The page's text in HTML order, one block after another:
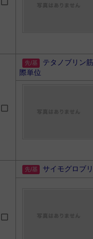
テタノブリン
際単位
サイモグロブ